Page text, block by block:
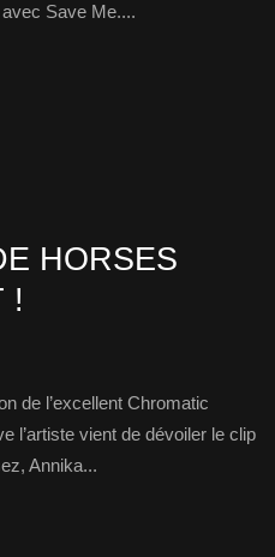
Save Me....
HORSES
!
de l’excellent Chromatic
l’artiste vient de dévoiler le clip
Annika...